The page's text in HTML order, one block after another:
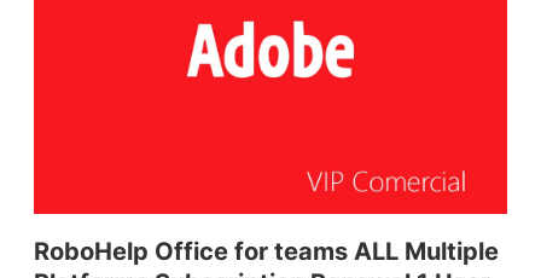
RoboHelp Office for teams ALL Multiple